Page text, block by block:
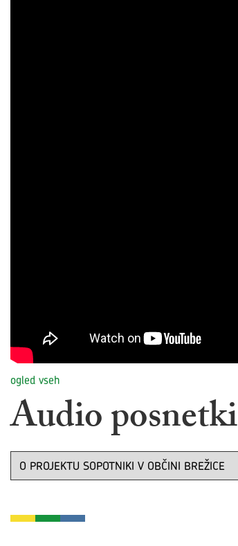
ogled vseh
Audio posnetki